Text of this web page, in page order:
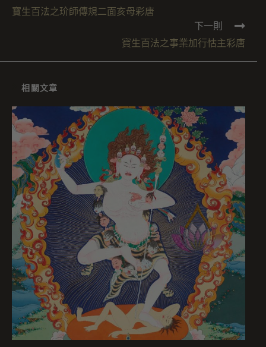
寶生百法之玠師傳規二面亥母彩唐
下一則
寶生百法之事業加行怙主彩唐
相關文章